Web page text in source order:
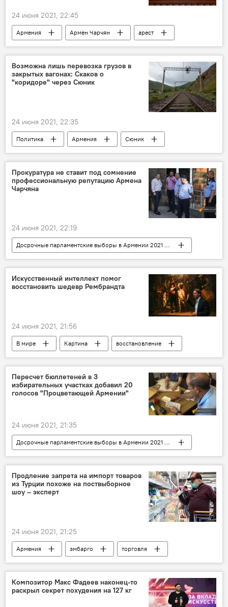
24 июня 2021, 22:45
Армения Армен Чарчян
арест
адвокат
Возможна лишь перевозка грузов в
закрытых вагонах: Скаков о
"коридоре" через Сюник
24 июня 2021, 22:35
Политика Армения
Сюник
Азербайджан
Нахичевань
груз
Прокуратура не ставит под сомнение
профессиональную репутацию Армена
Чарчяна
24 июня 2021, 22:19
Досрочные парламентские выборы в Армении 2021 - вся актуальная информация
Армения
Генпрокуратура
Армен Чарчян
арест
Искусственный интеллект помог
восстановить шедевр Рембрандта
24 июня 2021, 21:56
В мире Картина
восстановление
Нидерланды
Пересчет бюллетеней в 3
избирательных участках добавил 20
голосов "Процветающей Армении"
24 июня 2021, 21:35
Досрочные парламентские выборы в Армении 2021 - вся актуальная информация
Армения
ЦИК выборы
Продление запрета на импорт товаров
из Турции похоже на поствыборное
шоу – эксперт
24 июня 2021, 21:25
Армения эмбарго торговля
Композитор Макс Фадеев наконец-то
раскрыл секрет похудения на 127 кг